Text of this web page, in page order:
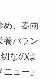
め、春雨
養バラン
なのは
ュー」